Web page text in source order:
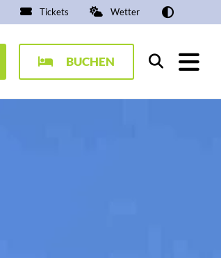
Tickets Wetter
BUCHEN Suchen